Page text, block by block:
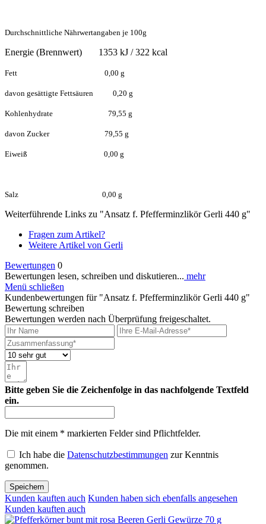
Durchschnittliche Nährwertangaben je 100g
Energie (Brennwert) 1353 kJ / 322 kcal
Fett 0,00 g
davon gesättigte Fettsäuren 0,20 g
Kohlenhydrate 79,55 g
davon Zucker 79,55 g
Eiweiß 0,00 g
Salz 0,00 g
Weiterführende Links zu "Ansatz f. Pfefferminzlikör Gerli 440 g"
Fragen zum Artikel?
Weitere Artikel von Gerli
Bewertungen 0
Bewertungen lesen, schreiben und diskutieren... mehr
Menü schließen
Kundenbewertungen für "Ansatz f. Pfefferminzlikör Gerli 440 g"
Bewertung schreiben
Bewertungen werden nach Überprüfung freigeschaltet.
Bitte geben Sie die Zeichenfolge in das nachfolgende Textfeld
ein.
Die mit einem * markierten Felder sind Pflichtfelder.
Ich habe die Datenschutzbestimmungen zur Kenntnis
genommen.
Speichern
Kunden kauften auch Kunden haben sich ebenfalls angesehen
Kunden kauften auch